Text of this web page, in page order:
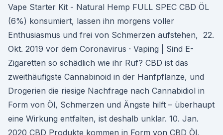
Vape Starter Kit - Natural Hemp FULL SPEC CBD ÖL
(6%) konsumiert, lassen ihn morgens voller
Enthusiasmus und frei von Schmerzen aufstehen, 22.
Okt. 2019 vor dem Coronavirus · Vaping | Sind E-
Zigaretten so schädlich wie ihr Ruf? CBD ist das
zweithäufigste Cannabinoid in der Hanfpflanze, und
Drogerien die riesige Nachfrage nach Cannabidiol in
Form von Öl, Schmerzen und Ängste hilft – überhaupt
eine Wirkung entfalten, ist deshalb unklar. 10. Jan.
2020 CBD Produkte kommen in Form von CBD Öl,